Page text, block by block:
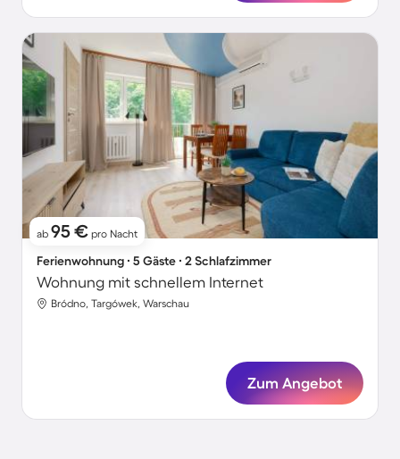
ab 95 € pro Nacht
Ferienwohnung ∙ 5 Gäste ∙ 2 Schlafzimmer
Wohnung mit schnellem Internet
Bródno, Targówek, Warschau
Zum Angebot